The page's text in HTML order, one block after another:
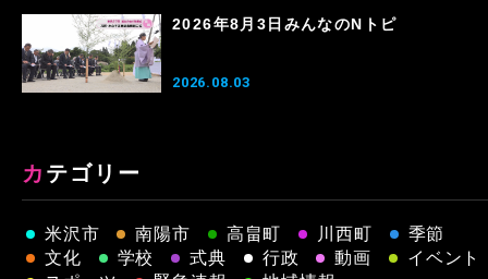
2026年8月3日みんなのNトピ
2026.08.03
カテゴリー
米沢市 南陽市 高畠町 川西町
季節
文化
学校 式典 行政 動画
イベント